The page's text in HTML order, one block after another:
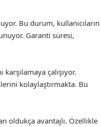
Bu durum, kullanıcıların
Garanti süresi,
karşılamaya çalışıyor.
kolaylaştırmakta. Bu
oldukça avantajlı. Özellikle